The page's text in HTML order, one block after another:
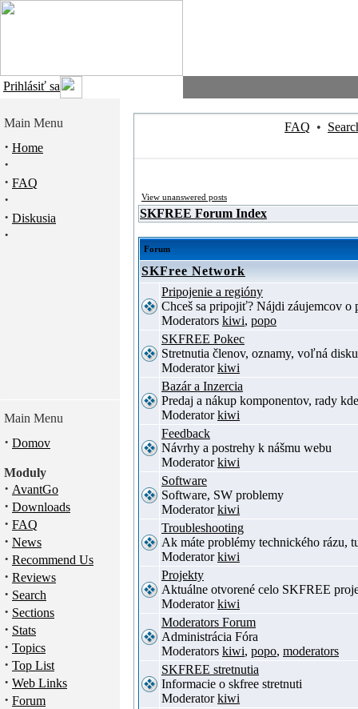
Prihlásiť sa
Main Menu
· Home
·
· FAQ
·
· Diskusia
·
Main Menu
· Domov
Moduly
· AvantGo
· Downloads
· FAQ
· News
· Recommend Us
· Reviews
· Search
· Sections
· Stats
· Topics
· Top List
· Web Links
· Forum
FAQ •
View unanswered posts
SKFREE Forum Index
Forum
SKFree Network
Pripojenie a regióny
Chceš sa pripojiť? Nájdi záujemcov o
Moderators kiwi, popo
SKFREE Pokec
Stretnutia členov, oznamy, voľná
Moderatorkiwi
Bazár a Inzercia
Predaj a nákup komponentov, rady
Moderatorkiwi
Feedback
Návrhy a postrehy k nášmu webu
Moderatorkiwi
Software
Software, SW problemy
Moderatorkiwi
Troubleshooting
Ak máte problémy technického rázu,
Moderatorkiwi
Projekty
Aktuálne otvorené celo SKFREE
Moderatorkiwi
Moderators Forum
Administrácia Fóra
Moderators kiwi, popo, moderators
SKFREE stretnutia
Informacie o skfree stretnuti
Moderatorkiwi